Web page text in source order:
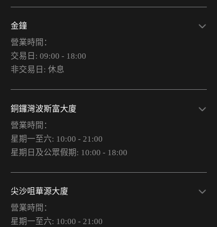
金鐘
營業時間：
交易日: 09:00 - 18:00
非交易日: 休息
銅鑼灣波斯富大廈
營業時間：
星期一至六: 10:00 - 21:00
星期日及公眾假期: 10:00 - 18:00
尖沙咀華源大廈
營業時間：
星期一至六: 10:00 - 21:00